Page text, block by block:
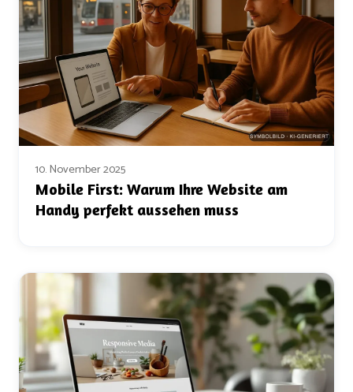
10. November 2025
Mobile First: Warum Ihre Website am
Handy perfekt aussehen muss